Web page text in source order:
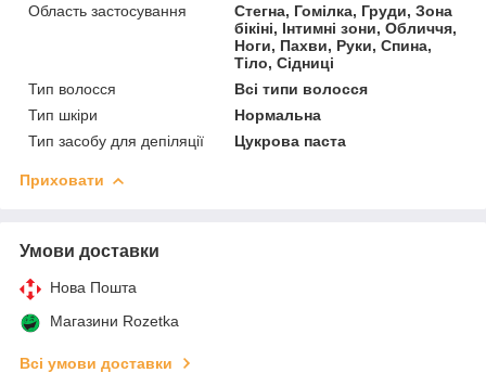
Область застосування
Стегна, Гомілка, Груди, Зона
бікіні, Інтимні зони, Обличчя,
Ноги, Пахви, Руки, Спина,
Тіло, Сідниці
Тип волосся
Всі типи волосся
Тип шкіри
Нормальна
Тип засобу для депіляції
Цукрова паста
Приховати
Умови доставки
Нова Пошта
Магазини Rozetka
Всі умови доставки